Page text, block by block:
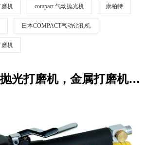
磨机 compact 气动抛光机 康柏特
日本COMPACT气动钻孔机
磨机
供应东莞840抛光打磨机，金属打磨机，轮毂打磨机，打磨机抛光